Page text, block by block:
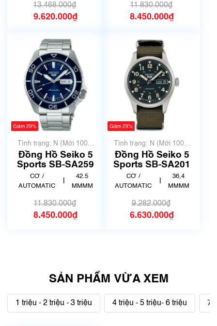
13.468.000₫
9.620.000₫
11.830.000₫
8.450.000₫
Giảm 29%
Tình trạng: N (Mới 100%
chưa qua sử dụng)
Đồng Hồ Seiko 5
Sports SB-SA259
CƠ /
AUTOMATIC
42.5
MMMM
11.830.000₫
8.450.000₫
Giảm 29%
Tình trạng: N (Mới 100%
chưa qua sử dụng)
Đồng Hồ Seiko 5
Sports SB-SA201
CƠ /
AUTOMATIC
36,4
MMMM
9.282.000₫
6.630.000₫
SẢN PHẨM VỪA XEM
1 triệu - 2 triệu - 3 triệu 4 triệu - 5 triệu- 6 triệu 7